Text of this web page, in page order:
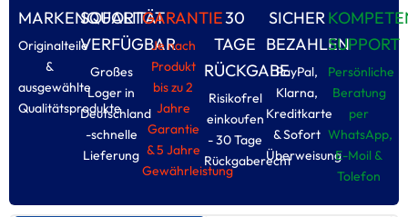
MARKENQUALITÄT
Originalteile
&
ausgewählte
Qualitätsprodukte
SOFORT
VERFÜGBAR
Großes
Loger in
Deutschland
-schnelle
Lieferung
GARANTIE
Je nach
Produkt
bis zu 2
Jahre
Garantie
& 5 Jahre
Gewährleistung
30
TAGE
RÜCKGABE
Risikofrel
einkoufen
- 30 Tage
Rückgaberecht
SICHER
BEZAHLEN
PayPal,
Klarna,
Kreditkarte
& Sofort
Überweisung
SUPPORT
Persönliche
Beratung
per
WhatsApp,
E-Moil &
Tolefon